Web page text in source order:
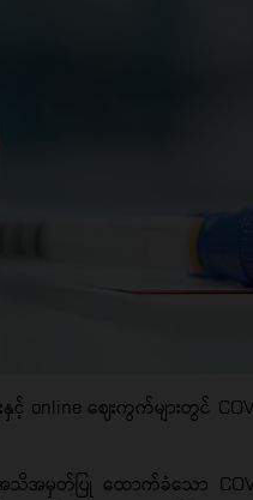
online ဈေးကွက်များတွင်
အသိအမှတ်ပြု ထောက်ခံသော